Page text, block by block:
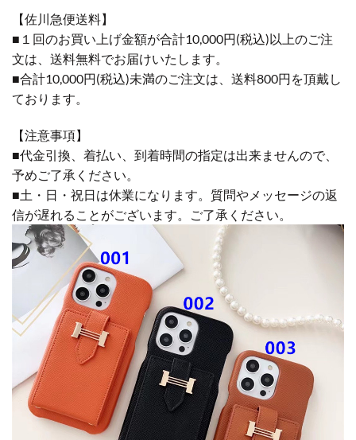
【佐川急便送料】
■１回のお買い上げ金額が合計10,000円(税込)以上のご注
文は、送料無料でお届けいたします。
■合計10,000円(税込)未満のご注文は、送料800円を頂戴し
ております。
【注意事項】
■代金引換、着払い、到着時間の指定は出来ませんので、
予めご了承ください。
■土・日・祝日は休業になります。質問やメッセージの返
信が遅れることがございます。ご了承ください。